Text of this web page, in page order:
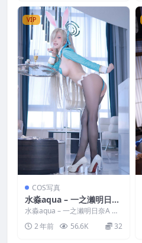
VIP
COS写真
水淼aqua – 一之濑明日奈
A
水淼aqua – 一之濑明日奈A 写
真分类：唯美，参与模特：水
淼aqua [资源...
2 年前 56.6K 32